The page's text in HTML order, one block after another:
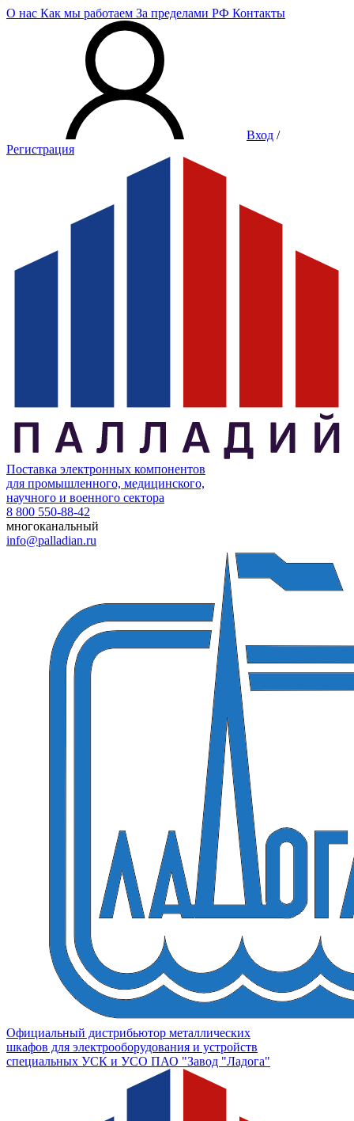
О нас Как мы работаем За пределами РФ Контакты
Вход /
Регистрация
Поставка электронных компонентов
для промышленного, медицинского,
научного и военного сектора
8 800 550-88-42
многоканальный
info@palladian.ru
Официальный дистрибьютор металлических
шкафов для электрооборудования и устройств
специальных УСК и УСО ПАО "Завод "Ладога"